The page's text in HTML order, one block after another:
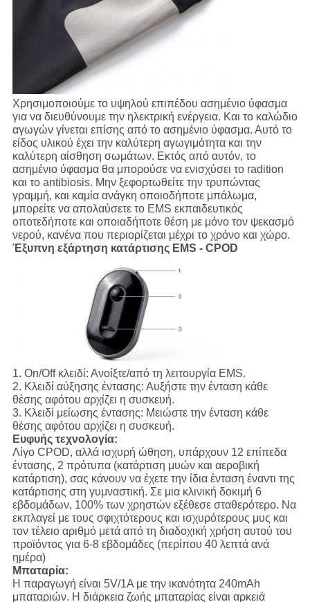
Χρησιμοποιούμε το υψηλού επιπέδου ασημένιο ύφασμα
για να διευθύνουμε την ηλεκτρική ενέργεια. Και το καλώδιο
αγωγών γίνεται επίσης από το ασημένιο ύφασμα. Αυτό το
είδος υλικού έχει την καλύτερη αγωγιμότητα και την
καλύτερη αίσθηση σωμάτων. Εκτός από αυτόν, το
ασημένιο ύφασμα θα μπορούσε να ενισχύσει το radition
και το antibiosis. Μην ξεφορτωθείτε την τρυπώντας
γραμμή, και καμία ανάγκη οποιοδήποτε μπάλωμα,
μπορείτε να απολαύσετε το EMS εκπαιδευτικός
οποτεδήποτε και οποιαδήποτε θέση με μόνο τον ψεκασμό
νερού, κανένα που περιορίζεται μέχρι το χρόνο και χώρο.
Έξυπνη εξάρτηση κατάρτισης EMS - CPOD
1. On/Off κλειδί: Ανοίξτε/από τη λειτουργία EMS.
2. Κλειδί αύξησης έντασης: Αυξήστε την ένταση κάθε
θέσης αφότου αρχίζει η συσκευή.
3. Κλειδί μείωσης έντασης: Μειώστε την ένταση κάθε
θέσης αφότου αρχίζει η συσκευή.
Ευφυής τεχνολογία:
Λίγο CPOD, αλλά ισχυρή ώθηση, υπάρχουν 12 επίπεδα
έντασης, 2 πρότυπα (κατάρτιση μυών και αεροβική
κατάρτιση), σας κάνουν να έχετε την ίδια ένταση έναντι της
κατάρτισης στη γυμναστική. Σε μια κλινική δοκιμή 6
εβδομάδων, 100% των χρηστών εξέθεσε σταθερότερο. Να
εκπλαγεί με τους σφιχτότερους και ισχυρότερους μυς και
τον τέλειο αριθμό μετά από τη διαδοχική χρήση αυτού του
προϊόντος για 6-8 εβδομάδες (περίπου 40 λεπτά ανά
ημέρα)
Μπαταρία:
Η παραγωγή είναι 5V/1A με την ικανότητα 240mAh
μπαταριών. Η διάρκεια ζωής μπαταρίας είναι αρκειά